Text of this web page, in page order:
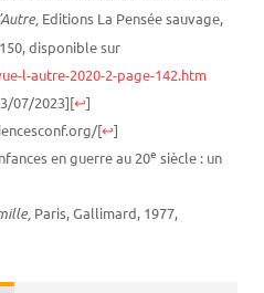
Editions La Pensée sauvage,
disponible sur
l-autre-2020-2-page-142.htm
07/2023][↩]
[↩]
en guerre au 20e siècle : un
Paris, Gallimard, 1977,